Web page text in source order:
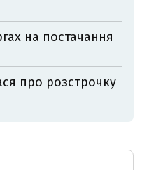
на постачання
про розстрочку